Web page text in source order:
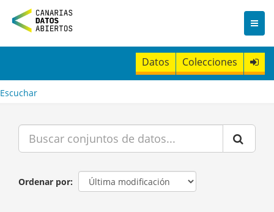
n
t
Datos Colecciones
Escuchar
Ordenar por